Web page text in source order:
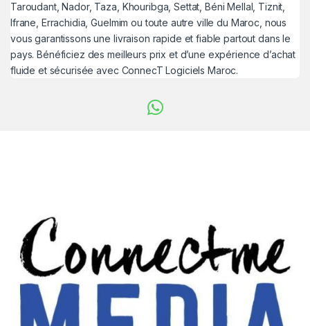
Taroudant, Nador, Taza, Khouribga, Settat, Béni Mellal, Tiznit,
Ifrane, Errachidia, Guelmim ou toute autre ville du Maroc, nous
vous garantissons une livraison rapide et fiable partout dans le
pays. Bénéficiez des meilleurs prix et d’une expérience d’achat
fluide et sécurisée avec ConnecT Logiciels Maroc.